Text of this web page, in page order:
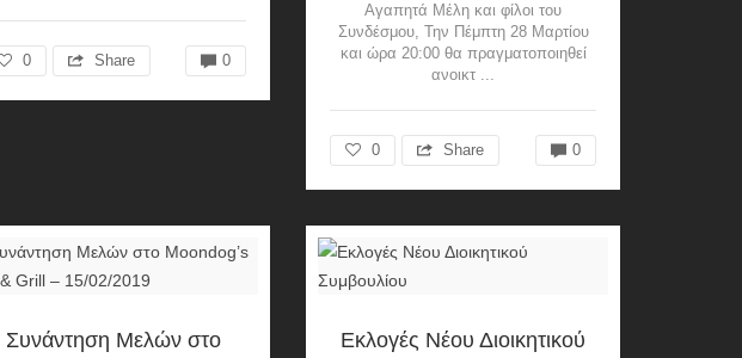
0 Share 0
Αγαπητά Μέλη και φίλοι του
Συνδέσμου, Την Πέμπτη 28 Μαρτίου
και ώρα 20:00 θα πραγματοποιηθεί
ανοικτ ...
0 Share 0
Συνάντηση Μελών στο
Εκλογές Νέου Διοικητικού